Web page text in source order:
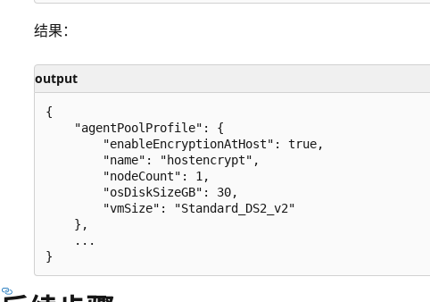
结果：
output
{
    "agentPoolProfile": {
        "enableEncryptionAtHost": true,
        "name": "hostencrypt",
        "nodeCount": 1,
        "osDiskSizeGB": 30,
        "vmSize": "Standard_DS2_v2"
    },
    ...